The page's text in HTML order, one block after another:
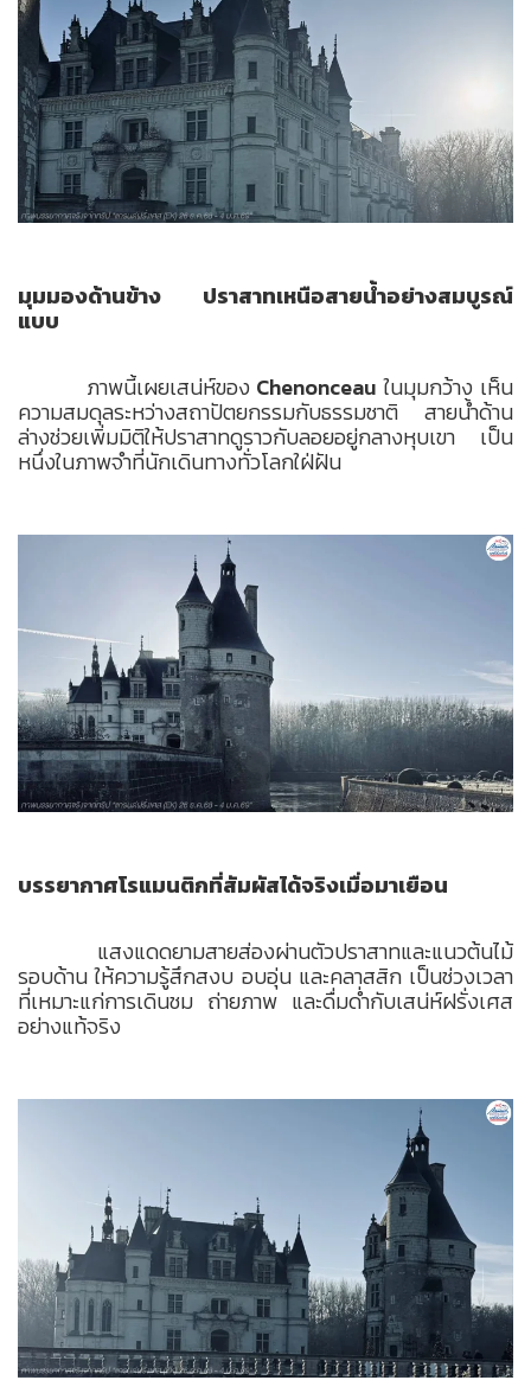
มุมมองด้านข้าง ปราสาทเหนือสายน้ำอย่างสมบูรณ์
แบบ
ภาพนี้เผยเสน่ห์ของ Chenonceau ในมุมกว้าง เห็น
ความสมดุลระหว่างสถาปัตยกรรมกับธรรมชาติ สายน้ำด้าน
ล่างช่วยเพิ่มมิติให้ปราสาทดูราวกับลอยอยู่กลางหุบเขา เป็น
หนึ่งในภาพจำที่นักเดินทางทั่วโลกใฝ่ฝัน
บรรยากาศโรแมนติกที่สัมผัสได้จริงเมื่อมาเยือน
แสงแดดยามสายส่องผ่านตัวปราสาทและแนวต้นไม้
รอบด้าน ให้ความรู้สึกสงบ อบอุ่น และคลาสสิก เป็นช่วงเวลา
ที่เหมาะแก่การเดินชม ถ่ายภาพ และดื่มด่ำกับเสน่ห์ฝรั่งเศส
อย่างแท้จริง